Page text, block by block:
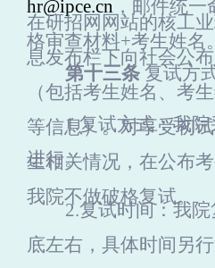
hr@ipce.cn ，邮件统
格审查材料+考生姓名。
在研招网网站的核工
息发布栏下向社会公
（包括考生姓名、考
等信息）。对享受初
生相关情况，在公布
我院不做破格复试。
第十三条复试方
1.复试方式：我
进行。
2.复试时间：我院
底左右，具体时间另